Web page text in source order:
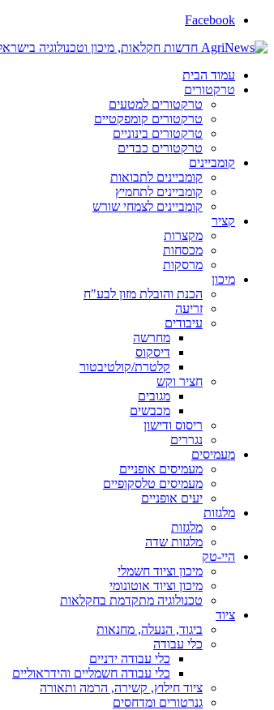
Facebook
עמוד הבית
טרקטורים
טרקטורים למטעים
טרקטורים קומפקטיים
טרקטורים בינוניים
טרקטורים כבדים
קומביינים
קומביינים לתבואות
קומביינים לתחמיץ
קומביינים לצמחי שורש
קציר
מקצרות
מכסחות
מרסקות
מיכון
הכנת והובלת מזון לבע"ח
זריעה
עיבודים
מחרשה
דיסקוס
קלטרת/קולטיבטור
חציר וקש
מגובים
מכבשים
ריסוס ודישון
נגררים
מעמיסים
מעמיסים אופניים
מעמיסים טלסקופיים
יעים אופניים
מלגזות
מלגזות
מלגזות שדה
היי-טק
מיכון וציוד חשמלי
מיכון וציוד אוטונומי
טכנולוגיה מתקדמת בחקלאות
ציוד
ביגוד, הנעלה, מחנאות
כלי עבודה
כלי עבודה ידניים
כלי עבודה חשמליים והידראוליים
ציוד חילוץ, קשירה, הרמה ותאורה
גנרטורים ומדחסים